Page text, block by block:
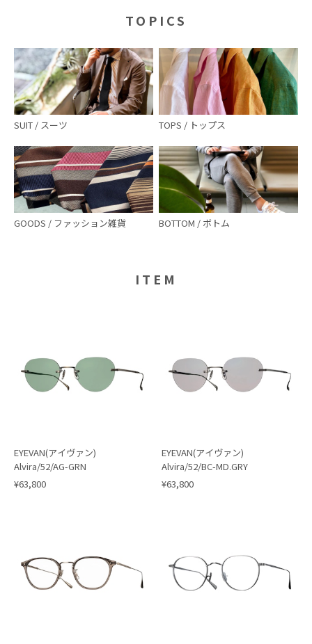
TOPICS
SUIT / スーツ TOPS / トップス
GOODS / ファッション雑貨 BOTTOM / ボトム
ITEM
EYEVAN(アイヴァン)
Alvira/52/AG-GRN
¥63,800
EYEVAN(アイヴァン)
Alvira/52/BC-MD.GRY
¥63,800